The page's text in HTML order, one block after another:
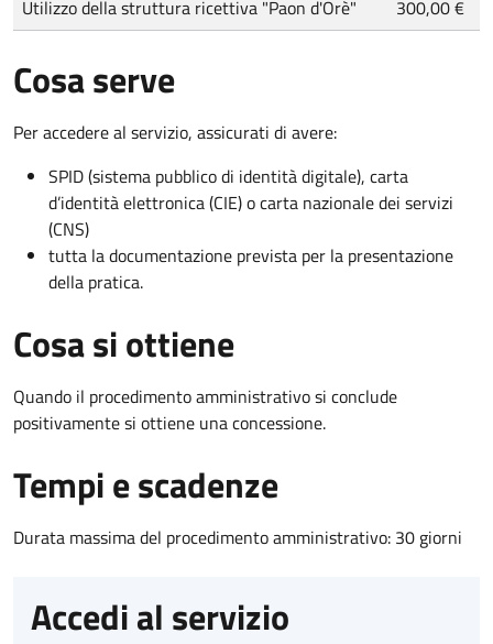
Utilizzo della struttura ricettiva "Paon d'Orè" 300,00 €
Cosa serve
Per accedere al servizio, assicurati di avere:
SPID (sistema pubblico di identità digitale), carta
d’identità elettronica (CIE) o carta nazionale dei servizi
(CNS)
tutta la documentazione prevista per la presentazione
della pratica.
Cosa si ottiene
Quando il procedimento amministrativo si conclude
positivamente si ottiene una concessione.
Tempi e scadenze
Durata massima del procedimento amministrativo: 30 giorni
Accedi al servizio